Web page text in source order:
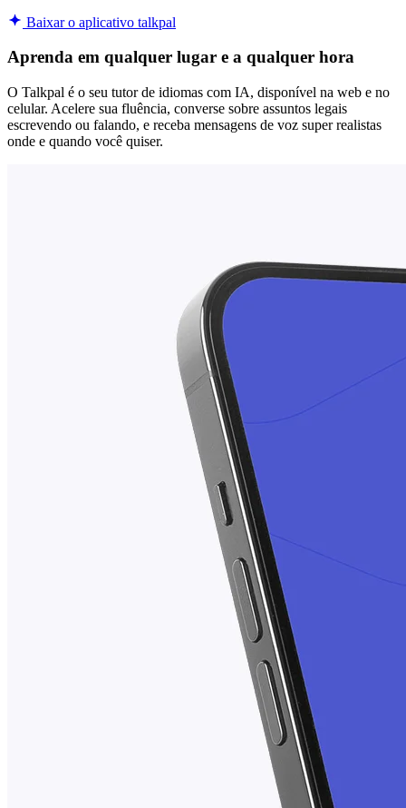
Baixar o aplicativo talkpal
Aprenda em qualquer lugar e a qualquer hora
O Talkpal é o seu tutor de idiomas com IA, disponível na web e no
celular. Acelere sua fluência, converse sobre assuntos legais
escrevendo ou falando, e receba mensagens de voz super realistas
onde e quando você quiser.